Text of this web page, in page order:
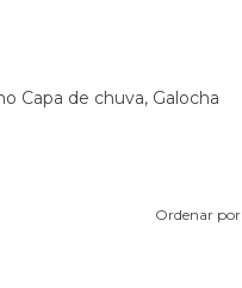
Capa de chuva, Galocha
Ordenar por